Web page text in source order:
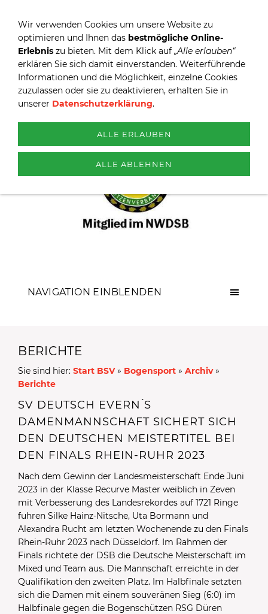
NAVIGATION EINBLENDEN
BERICHTE
Sie sind hier: Start BSV» Bogensport » Archiv»
Berichte
SV DEUTSCH EVERN ́S
DAMENMANNSCHAFT SICHERT SICH
DEN DEUTSCHEN MEISTERTITEL BEI
DEN FINALS RHEIN-RUHR 2023
Nach dem Gewinn der Landesmeisterschaft Ende Juni
2023 in der Klasse Recurve Master weiblich in Zeven
mit Verbesserung des Landesrekordes auf 1721 Ringe
fuhren Silke Hainz-Nitsche, Uta Bormann und
Alexandra Rucht am letzten Wochenende zu den Finals
Rhein-Ruhr 2023 nach Düsseldorf. Im Rahmen der
Finals richtete der DSB die Deutsche Meisterschaft im
Mixed und Team aus. Die Mannschaft erreichte in der
Qualifikation den zweiten Platz. Im Halbfinale setzten
sich die Damen mit einem souveränen Sieg (6:0) im
Halbfinale gegen die Bogenschützen RSG Düren
Wir verwenden Cookies um unsere Website zu
optimieren und Ihnen das bestmögliche Online-
Erlebnis zu bieten. Mit dem Klick auf „Alle erlauben“
erklären Sie sich damit einverstanden. Weiterführende
Informationen und die Möglichkeit, einzelne Cookies
zuzulassen oder sie zu deaktivieren, erhalten Sie in
unserer Datenschutzerklärung.
ALLE ERLAUBEN
ALLE ABLEHNEN